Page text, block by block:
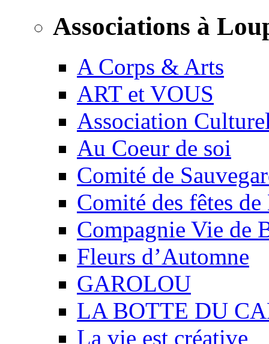
Associations à
A Corps & Arts
ART et VOUS
Association
Au Coeur de soi
Comité de
Comité des fêtes
Compagnie Vie de
Fleurs d’Automne
GAROLOU
LA BOTTE DU
La vie est créative